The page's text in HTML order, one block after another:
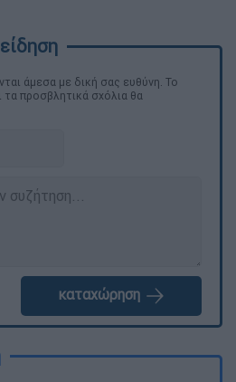
άμεσα με δική σας ευθύνη. Το
τα προσβλητικά σχόλια θα
καταχώρηση